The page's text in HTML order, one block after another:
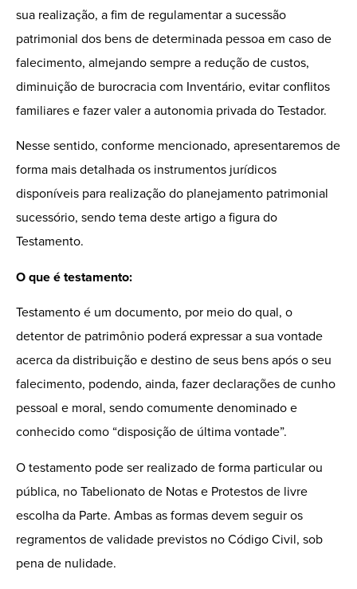
sua realização, a fim de regulamentar a sucessão
patrimonial dos bens de determinada pessoa em caso de
falecimento, almejando sempre a redução de custos,
diminuição de burocracia com Inventário, evitar conflitos
familiares e fazer valer a autonomia privada do Testador.
Nesse sentido, conforme mencionado, apresentaremos de
forma mais detalhada os instrumentos jurídicos
disponíveis para realização do planejamento patrimonial
sucessório, sendo tema deste artigo a figura do
Testamento.
O que é testamento:
Testamento é um documento, por meio do qual, o
detentor de patrimônio poderá expressar a sua vontade
acerca da distribuição e destino de seus bens após o seu
falecimento, podendo, ainda, fazer declarações de cunho
pessoal e moral, sendo comumente denominado e
conhecido como “disposição de última vontade”.
O testamento pode ser realizado de forma particular ou
pública, no Tabelionato de Notas e Protestos de livre
escolha da Parte. Ambas as formas devem seguir os
regramentos de validade previstos no Código Civil, sob
pena de nulidade.